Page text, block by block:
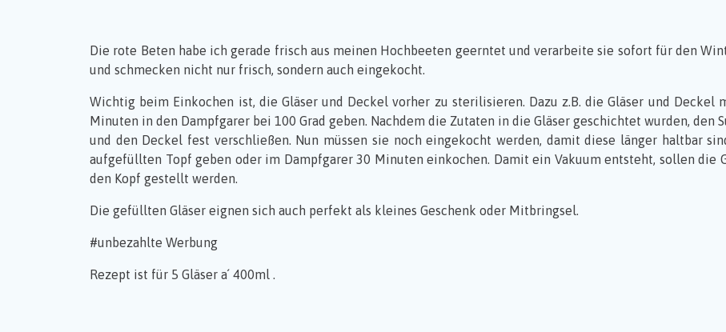
Die rote Beten habe ich gerade frisch aus meinen Hochbeeten geerntet und verarbeite sie sofort für den
und schmecken nicht nur frisch, sondern auch eingekocht.
Wichtig beim Einkochen ist, die Gläser und Deckel vorher zu sterilisieren. Dazu z.B. die Gläser und Deckel
Minuten in den Dampfgarer bei 100 Grad geben. Nachdem die Zutaten in die Gläser geschichtet wurden, den
und den Deckel fest verschließen. Nun müssen sie noch eingekocht werden, damit diese länger haltbar
aufgefüllten Topf geben oder im Dampfgarer 30 Minuten einkochen. Damit ein Vakuum entsteht, sollen die
den Kopf gestellt werden.
Die gefüllten Gläser eignen sich auch perfekt als kleines Geschenk oder Mitbringsel.
#unbezahlte Werbung
Rezept ist für 5 Gläser a´ 400ml .